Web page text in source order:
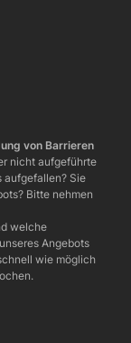
von Barrieren
nicht aufgeführte
aufgefallen? Sie
Bitte nehmen
welche
Angebots
wie möglich